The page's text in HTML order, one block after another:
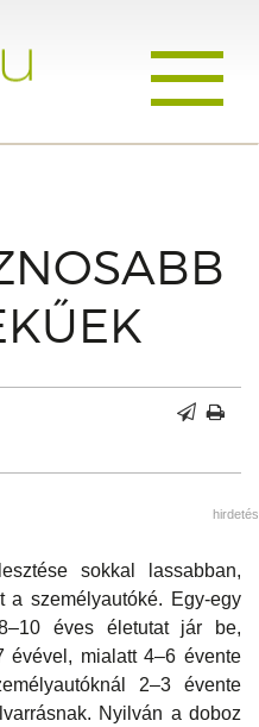
hirdetés
sokkal lassabban,
a személyautóké. Egy-egy
éves életutat jár be,
évével, mialatt 4–6 évente
2–3 évente
Nyilván a doboz